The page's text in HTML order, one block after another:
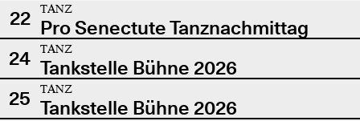
22
TANZ
Pro Senectute Tanznachmittag
24
TANZ
Tankstelle Bühne 2026
25
TANZ
Tankstelle Bühne 2026